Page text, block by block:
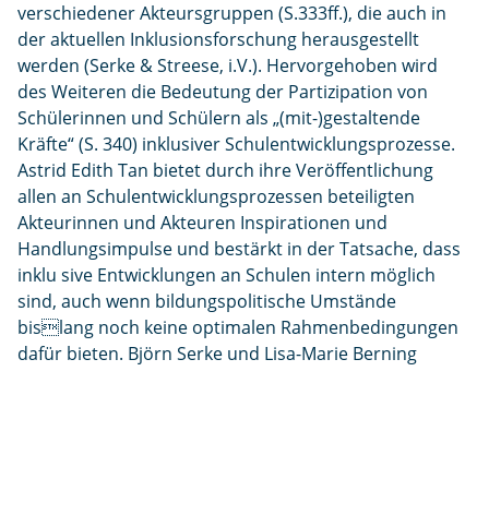
verschiedener Akteursgruppen (S.333ff.), die auch in
der aktuellen Inklusionsforschung herausgestellt
werden (Serke & Streese, i.V.). Hervorgehoben wird
des Weiteren die Bedeutung der Partizipation von
Schülerinnen und Schülern als „(mit-)gestaltende
Kräfte“ (S. 340) inklusiver Schulentwicklungsprozesse.
Astrid Edith Tan bietet durch ihre Veröffentlichung
allen an Schulentwicklungsprozessen beteiligten
Akteurinnen und Akteuren Inspirationen und
Handlungsimpulse und bestärkt in der Tatsache, dass
inklu sive Entwicklungen an Schulen intern möglich
sind, auch wenn bildungspolitische Umstände
bislang noch keine optimalen Rahmenbedingungen
dafür bieten. Björn Serke und Lisa-Marie Berning